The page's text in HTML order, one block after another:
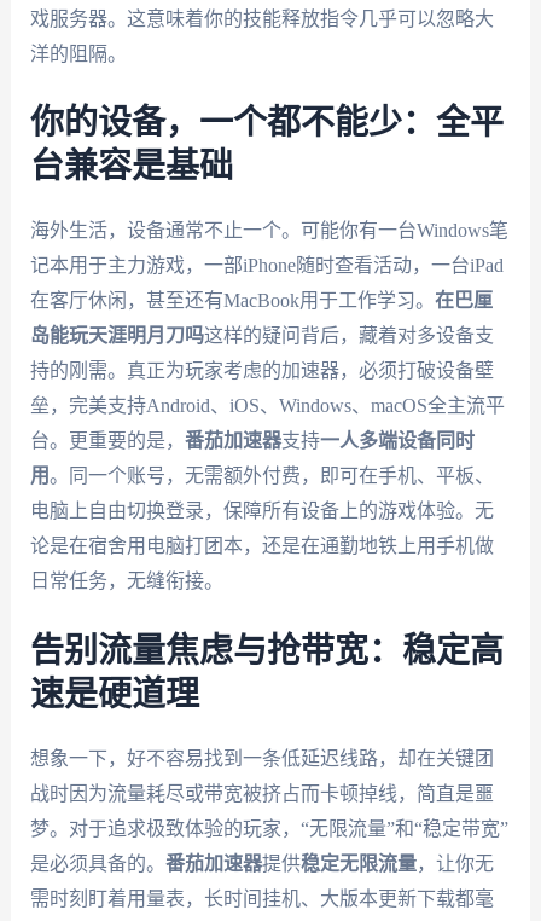
戏服务器。这意味着你的技能释放指令几乎可以忽略大
洋的阻隔。
你的设备，一个都不能少：全平
台兼容是基础
海外生活，设备通常不止一个。可能你有一台Windows笔
记本用于主力游戏，一部iPhone随时查看活动，一台iPad
在客厅休闲，甚至还有MacBook用于工作学习。 在巴厘
岛能玩天涯明月刀吗这样的疑问背后，藏着对多设备支
持的刚需。真正为玩家考虑的加速器，必须打破设备壁
垒，完美支持Android、iOS、Windows、macOS全主流平
台。更重要的是， 番茄加速器支持一人多端设备同时
用。同一个账号，无需额外付费，即可在手机、平板、
电脑上自由切换登录，保障所有设备上的游戏体验。无
论是在宿舍用电脑打团本，还是在通勤地铁上用手机做
日常任务，无缝衔接。
告别流量焦虑与抢带宽：稳定高
速是硬道理
想象一下，好不容易找到一条低延迟线路，却在关键团
战时因为流量耗尽或带宽被挤占而卡顿掉线，简直是噩
梦。对于追求极致体验的玩家，“无限流量”和“稳定带宽”
是必须具备的。 番茄加速器提供稳定无限流量，让你无
需时刻盯着用量表，长时间挂机、大版本更新下载都毫